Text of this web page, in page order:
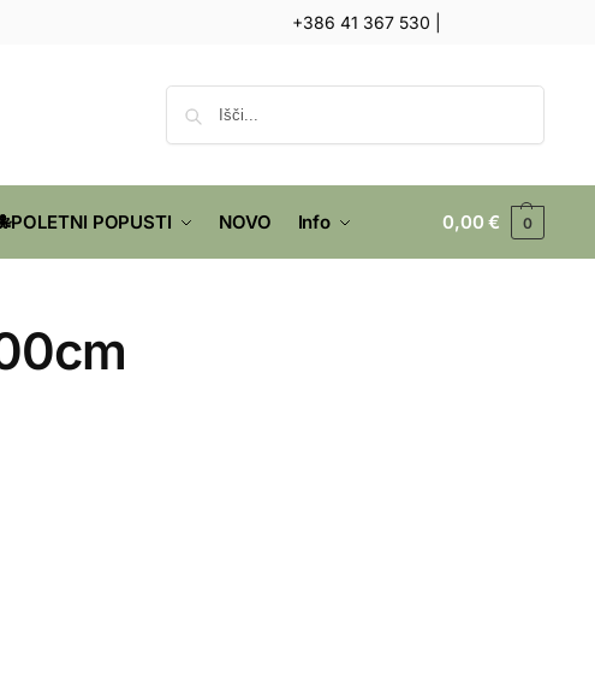
+386 41 367 530
POPUSTI NOVO Info 0,00€ 0